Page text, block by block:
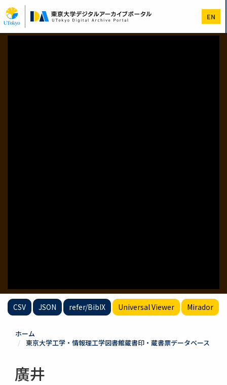
イ
ン
コ
EN
CSV JSON refer/BibIX Universal Viewer Mirador
ホーム
東京大学工学・情報理工学図書館蔵書印・蔵書票データベース
廣井